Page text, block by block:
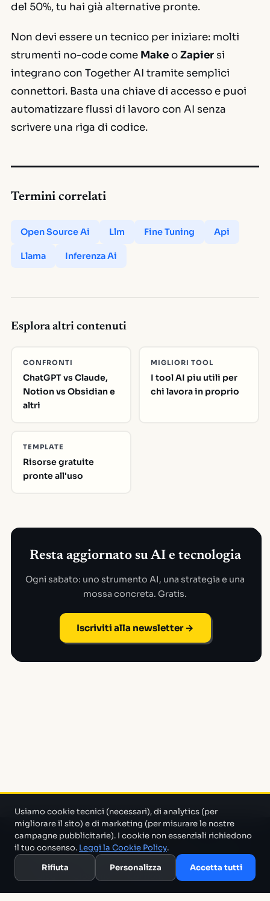
del 50%, tu hai già alternative pronte.
Non devi essere un tecnico per iniziare: molti
strumenti no-code come MakeoZapiersi
integrano con Together AI tramite semplici
connettori. Basta una chiave di accesso e puoi
automatizzare flussi di lavoro con AI senza
scrivere una riga di codice.
Termini correlati
Open Source Ai Llm Fine Tuning Api
Llama Inferenza Ai
Esplora altri contenuti
CONFRONTI
ChatGPT vs Claude,
Notion vs Obsidian e
altri
MIGLIORI TOOL
I tool AI piu utili per
chi lavora in proprio
TEMPLATE
Risorse gratuite
pronte all'uso
Resta aggiornato su AI e tecnologia
Ogni sabato: uno strumento AI, una strategia e una
mossa concreta. Gratis.
Iscriviti alla newsletter →
Un progetto di Marco Monty Montemagno
che cerca in mezzo al casino e ti porta solo quello che serve.
Glossario
Usiamo cookie tecnici (necessari), di analytics (per
migliorare il sito) e di marketing (per misurare le nostre
campagne pubblicitarie). I cookie non essenziali richiedono
il tuo consenso. Leggi la Cookie Policy.
Rifiuta
Personalizza Accetta tutti